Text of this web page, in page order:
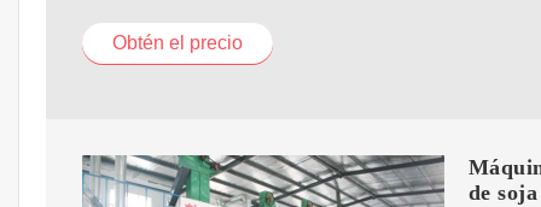
Obtén el precio
de soja